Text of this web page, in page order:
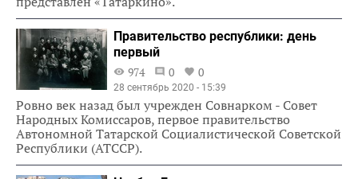
Правительство республики: день
первый
974
0 0
28 сентябрь 2020 - 15:39
Ровно век назад был учрежден Совнарком - Совет
Народных Комиссаров, первое правительство
Автономной Татарской Социалистической Советской
Республики (АТССР).